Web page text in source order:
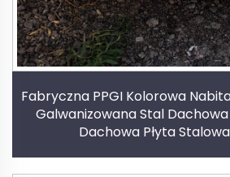
Fabryczna PPGI Kolorowa
Galwanizowana Stal
Dachowa Płyta